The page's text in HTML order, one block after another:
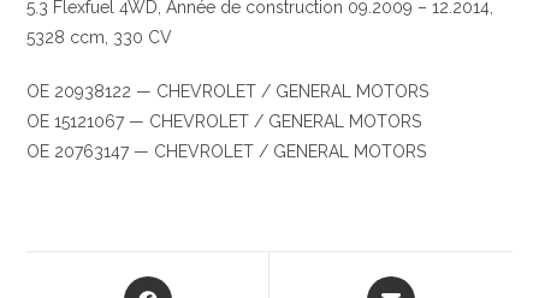
5.3 Flexfuel 4WD, Année de construction 09.2009 – 12.2014,
5328 ccm, 330 CV
OE 20938122 — CHEVROLET / GENERAL MOTORS
OE 15121067 — CHEVROLET / GENERAL MOTORS
OE 20763147 — CHEVROLET / GENERAL MOTORS
Opens
Opens